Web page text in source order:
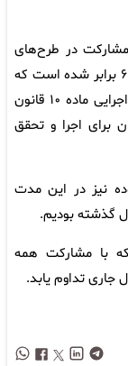
در طرح‌های
جایگزینی نسبت به مدت مشابه سال گذشته ۶۰۰ برابر شده است که
یکی از عوامل اصلی این افزایش ابلاغ آیین‌نامه اجرایی ماده ۱۰ قانون
برای اجرا و تحقق
نیز در این مدت
که با مشارکت همه
جاری تداوم یابد.